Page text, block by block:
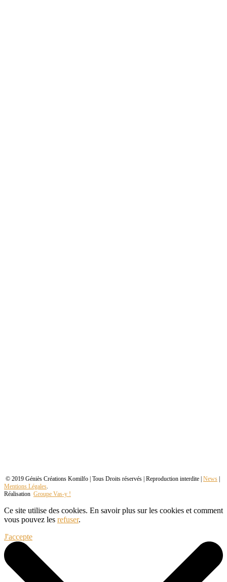
© 2019 Géniès Créations Komilfo | Tous Droits réservés | Reproduction interdite | News
Mentions Légales.
Réalisation Groupe Vas-y !
Ce site utilise des cookies. En savoir plus sur les cookies et comment
vous pouvez les refuser.
J'accepte